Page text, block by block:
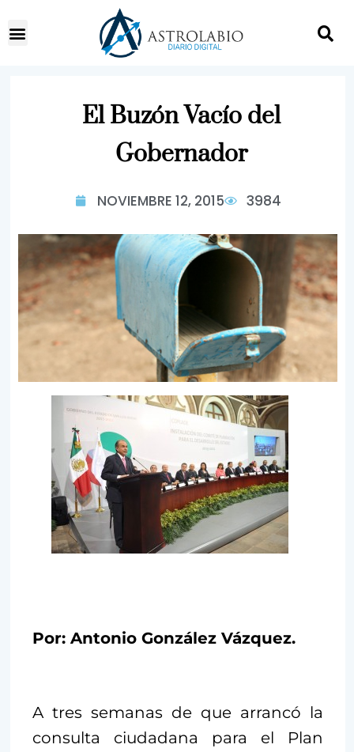
El Buzón Vacío del
Gobernador
NOVIEMBRE 12, 2015 3984
Por: Antonio González Vázquez.
A tres semanas de que arrancó la
consulta ciudadana para el Plan